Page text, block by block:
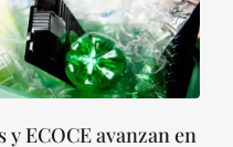
ECOCE avanzan en